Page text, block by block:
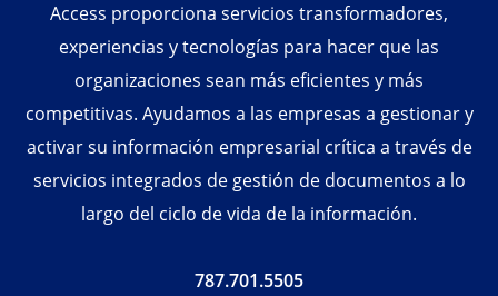
Access proporciona servicios transformadores,
experiencias y tecnologías para hacer que las
organizaciones sean más eficientes y más
competitivas. Ayudamos a las empresas a gestionar y
activar su información empresarial crítica a través de
servicios integrados de gestión de documentos a lo
largo del ciclo de vida de la información.
787.701.5505